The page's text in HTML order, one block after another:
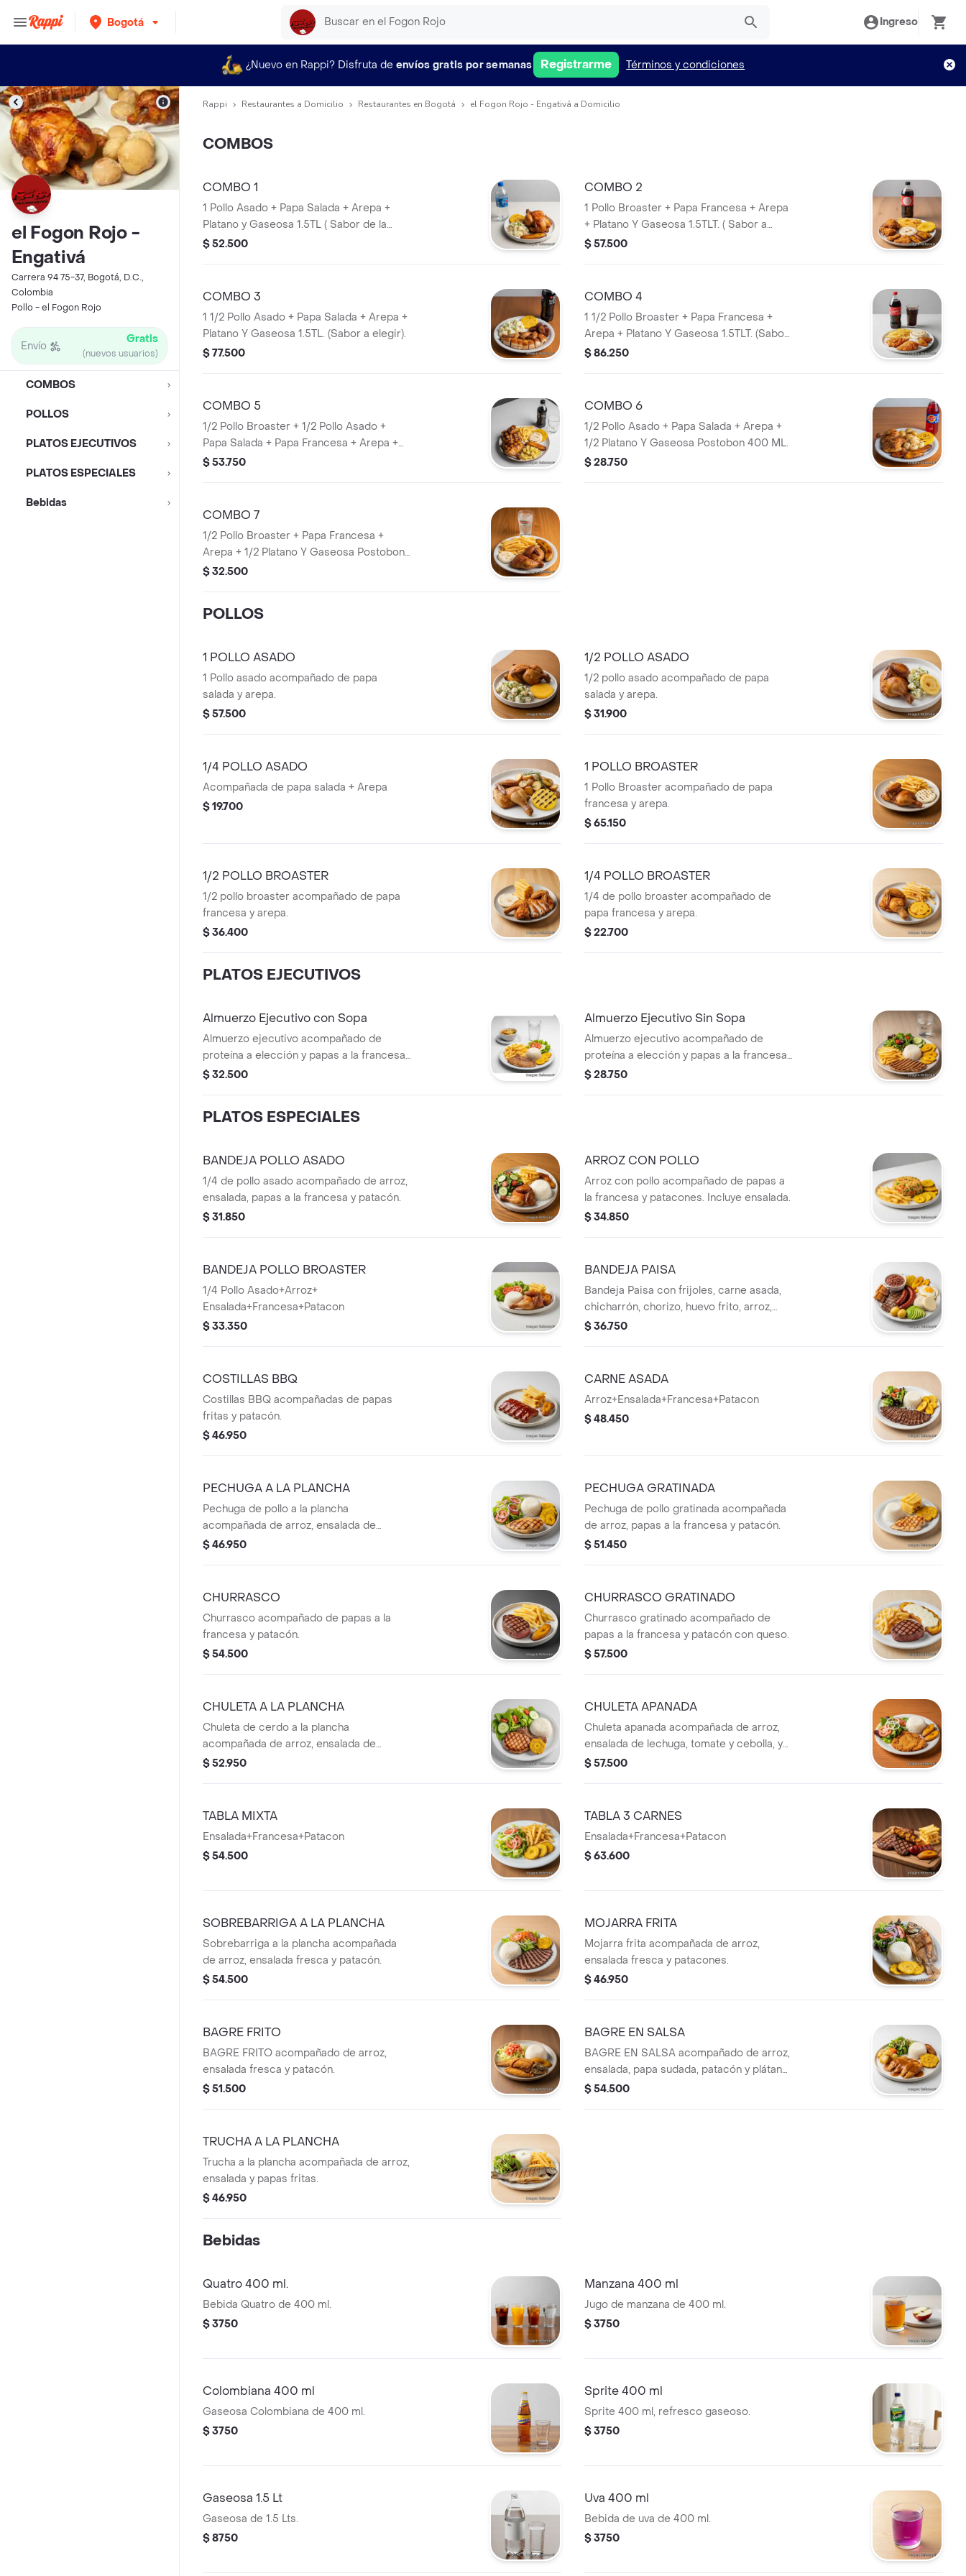
Bogotá Ingreso
¿Nuevo en Rappi? Disfruta de envíos gratis por semanas Registrarme Términos y condiciones
el Fogon Rojo -
Engativá
Carrera 94 75-37, Bogotá, D.C.,
Colombia
Pollo - el Fogon Rojo
Envío Gratis
(nuevos usuarios)
COMBOS
POLLOS
PLATOS EJECUTIVOS
PLATOS ESPECIALES
Bebidas
Rappi Restaurantes a Domicilio Restaurantes en Bogotá el Fogon Rojo - Engativá a Domicilio
COMBOS
COMBO 1
1 Pollo Asado + Papa Salada + Arepa +
Platano y Gaseosa 1.5TL ( Sabor de la
bebida a elegir).
$ 52.500
COMBO 2
1 Pollo Broaster + Papa Francesa + Arepa
+ Platano Y Gaseosa 1.5TLT. ( Sabor a
elegir).
$ 57.500
COMBO 3
1 1/2 Pollo Asado + Papa Salada + Arepa +
Platano Y Gaseosa 1.5TL. (Sabor a elegir).
$ 77.500
COMBO 4
1 1/2 Pollo Broaster + Papa Francesa +
Arepa + Platano Y Gaseosa 1.5TLT. (Sabor
a elegir).
$ 86.250
COMBO 5
1/2 Pollo Broaster + 1/2 Pollo Asado +
Papa Salada + Papa Francesa + Arepa +
Platano Y Gaseosa 1.5TLT. (Sabor a elegir).
$ 53.750
COMBO 6
1/2 Pollo Asado + Papa Salada + Arepa +
1/2 Platano Y Gaseosa Postobon 400 ML.
$ 28.750
COMBO 7
1/2 Pollo Broaster + Papa Francesa +
Arepa + 1/2 Platano Y Gaseosa Postobon
400 ML.
$ 32.500
POLLOS
1 POLLO ASADO
1 Pollo asado acompañado de papa
salada y arepa.
$ 57.500
1/2 POLLO ASADO
1/2 pollo asado acompañado de papa
salada y arepa.
$ 31.900
1/4 POLLO ASADO
Acompañada de papa salada + Arepa
$ 19.700
1 POLLO BROASTER
1 Pollo Broaster acompañado de papa
francesa y arepa.
$ 65.150
1/2 POLLO BROASTER
1/2 pollo broaster acompañado de papa
francesa y arepa.
$ 36.400
1/4 POLLO BROASTER
1/4 de pollo broaster acompañado de
papa francesa y arepa.
$ 22.700
PLATOS EJECUTIVOS
Almuerzo Ejecutivo con Sopa
Almuerzo ejecutivo acompañado de
proteína a elección y papas a la francesa,
ensalada, arroz y patacón. Más sopa y
$ 32.500
Almuerzo Ejecutivo Sin Sopa
Almuerzo ejecutivo acompañado de
proteína a elección y papas a la francesa,
ensalada, arroz y patacón. Más bebida de
$ 28.750
PLATOS ESPECIALES
BANDEJA POLLO ASADO
1/4 de pollo asado acompañado de arroz,
ensalada, papas a la francesa y patacón.
$ 31.850
ARROZ CON POLLO
Arroz con pollo acompañado de papas a
la francesa y patacones. Incluye ensalada.
$ 34.850
BANDEJA POLLO BROASTER
1/4 Pollo Asado+Arroz+
Ensalada+Francesa+Patacon
$ 33.350
BANDEJA PAISA
Bandeja Paisa con frijoles, carne asada,
chicharrón, chorizo, huevo frito, arroz,
patacón, papa salada, arepa blanca y
$ 36.750
COSTILLAS BBQ
Costillas BBQ acompañadas de papas
fritas y patacón.
$ 46.950
CARNE ASADA
Arroz+Ensalada+Francesa+Patacon
$ 48.450
PECHUGA A LA PLANCHA
Pechuga de pollo a la plancha
acompañada de arroz, ensalada de
lechuga, tomate y cebolla, y patacones.
$ 46.950
PECHUGA GRATINADA
Pechuga de pollo gratinada acompañada
de arroz, papas a la francesa y patacón.
$ 51.450
CHURRASCO
Churrasco acompañado de papas a la
francesa y patacón.
$ 54.500
CHURRASCO GRATINADO
Churrasco gratinado acompañado de
papas a la francesa y patacón con queso.
$ 57.500
CHULETA A LA PLANCHA
Chuleta de cerdo a la plancha
acompañada de arroz, ensalada de
lechuga, tomate y pepino, y patacón.
$ 52.950
CHULETA APANADA
Chuleta apanada acompañada de arroz,
ensalada de lechuga, tomate y cebolla, y
plátano maduro.
$ 57.500
TABLA MIXTA
Ensalada+Francesa+Patacon
$ 54.500
TABLA 3 CARNES
Ensalada+Francesa+Patacon
$ 63.600
SOBREBARRIGA A LA PLANCHA
Sobrebarriga a la plancha acompañada
de arroz, ensalada fresca y patacón.
$ 54.500
MOJARRA FRITA
Mojarra frita acompañada de arroz,
ensalada fresca y patacones.
$ 46.950
BAGRE FRITO
BAGRE FRITO acompañado de arroz,
ensalada fresca y patacón.
$ 51.500
BAGRE EN SALSA
BAGRE EN SALSA acompañado de arroz,
ensalada, papa sudada, patacón y plátano
maduro.
$ 54.500
TRUCHA A LA PLANCHA
Trucha a la plancha acompañada de arroz,
ensalada y papas fritas.
$ 46.950
Bebidas
Quatro 400 ml.
Bebida Quatro de 400 ml.
$ 3750
Manzana 400 ml
Jugo de manzana de 400 ml.
$ 3750
Colombiana 400 ml
Gaseosa Colombiana de 400 ml.
$ 3750
Sprite 400 ml
Sprite 400 ml, refresco gaseoso.
$ 3750
Gaseosa 1.5 Lt
Gaseosa de 1.5 Lts.
$ 8750
Uva 400 ml
Bebida de uva de 400 ml.
$ 3750